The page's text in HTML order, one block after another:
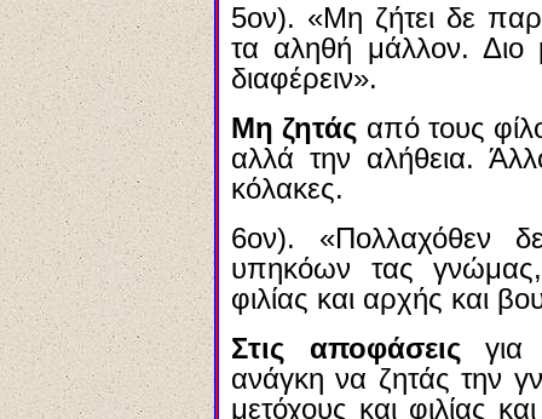
5ον). «Μη ζήτει δε
τα αληθή μάλλον. Διο
διαφέρειν».
Μη ζητάς από τους
αλλά την αλήθεια.
κόλακες.
6ον). «Πολλαχόθεν
υπηκόων τας
φιλίας και αρχής και
Στις αποφάσειςγια
ανάγκη να ζητάς την
μετόχους και φιλίας